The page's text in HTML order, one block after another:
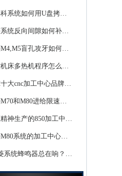
工中心厂家教你轻松
鸿天驰
系统如何用U盘拷贝
序？cnc立式加工中心
鸿天驰
统反向间隙如何补
控cnc加工中心厂家来
鸿天驰
盲孔攻牙如何设
进给？高速cnc加工中
-鸿天驰
床多热机程序怎么
雕铣机厂家教你-鸿
大cnc加工中心品牌，
那些？-【鸿天驰】
和M80进给限速该
个参数?鸿天驰高速
机床厂家教你
神生产的850加工中
度可达0.01mm 就选-
驰]
系统的加工中心无
报警怎么处理，CNC雕
家教你
系统蜂鸣器总在响？鸿
850加工中心厂家教你关